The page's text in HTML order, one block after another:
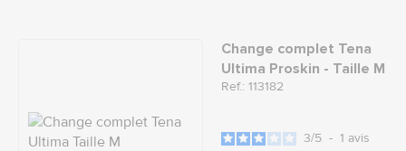
Change complet Tena
Ultima Proskin - Taille M
Ref.: 113182
3/5 - 1 avis